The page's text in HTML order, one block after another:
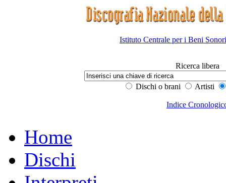
Istituto Centrale per i Beni
Ricerca libera
Dischi o brani Artisti
Indice
Home
Dischi